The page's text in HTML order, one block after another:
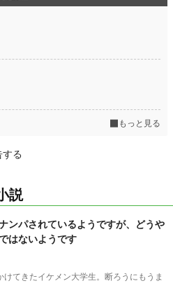
もっと見る
る
説
ンパされているようですが、どうや
はないようです
けてきたイケメン大学生。断ろうにもうま